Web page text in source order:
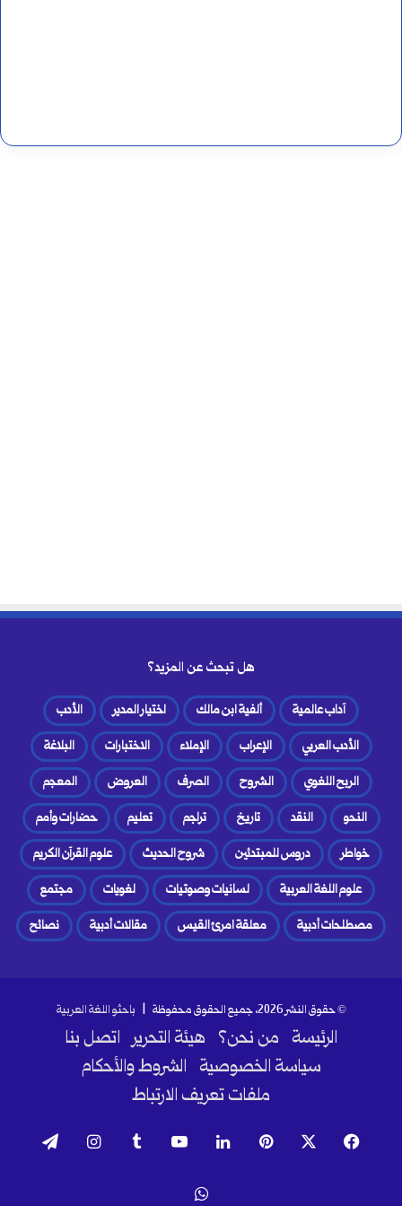
هل تبحث عن المزيد؟
آداب عالمية ألفية ابن مالك اختيار المدير
الأدب
الأدب العربي
الإعراب الإملاء الاختبارات
البلاغة
الربح اللغوي
الشروح الصرف العروض
المعجم
النحو
النقد تاريخ تراجم تعليم
حضارات وأمم
خواطر
دروس للمبتدئين شروح الحديث
علوم القرآن الكريم
علوم اللغة العربية
لسانيات وصوتيات لغويات
مجتمع
مصطلحات أدبية
معلقة امرئ القيس مقالات أدبية نصائح
© حقوق النشر 2026، جميع الحقوق محفوظة | باحثو اللغة العربية
الرئيسة من نحن؟ هيئة التحرير اتصل بنا
سياسة الخصوصية الشروط والأحكام
ملفات تعريف الارتباط
فيسبوك بينتيريست لينكدإن ‫YouTube انستقرام